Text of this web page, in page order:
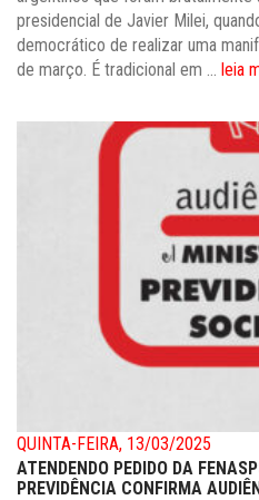
presidencial de Javier Milei,
democrático de realizar uma
de março. É tradicional em ... leia
QUINTA-FEIRA, 13/03/2025
ATENDENDO PEDIDO DA
PREVIDÊNCIA CONFIRMA